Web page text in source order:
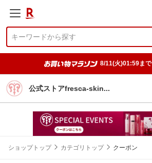
8/11(火)01:59まで
公式ストアfresca-skin
ショップトップ カテゴリトップ クーポン